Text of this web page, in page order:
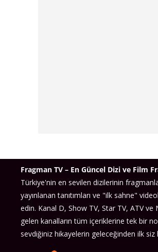
Fragman TV – En Güncel Dizi ve Film
Türkiye'nin en sevilen dizilerinin
yayınlanan tanıtımları ve "ilk sahne"
edin. Kanal D, Show TV, Star TV, ATV ve
gelen kanalların tüm içeriklerine tek bir
sevdiğiniz hikayelerin geleceğinden ilk siz